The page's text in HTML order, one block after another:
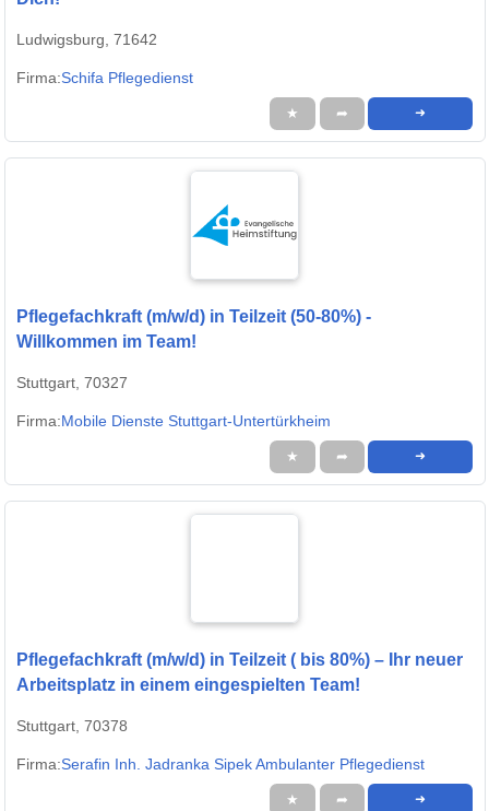
Ludwigsburg, 71642
Firma:Schifa Pflegedienst
★ ➦ ➜
Pflegefachkraft (m/w/d) in Teilzeit (50-80%) -
Willkommen im Team!
Stuttgart, 70327
Firma:Mobile Dienste Stuttgart-Untertürkheim
★ ➦ ➜
Pflegefachkraft (m/w/d) in Teilzeit ( bis 80%) – Ihr neuer
Arbeitsplatz in einem eingespielten Team!
Stuttgart, 70378
Firma:Serafin Inh. Jadranka Sipek Ambulanter Pflegedienst
★ ➦ ➜